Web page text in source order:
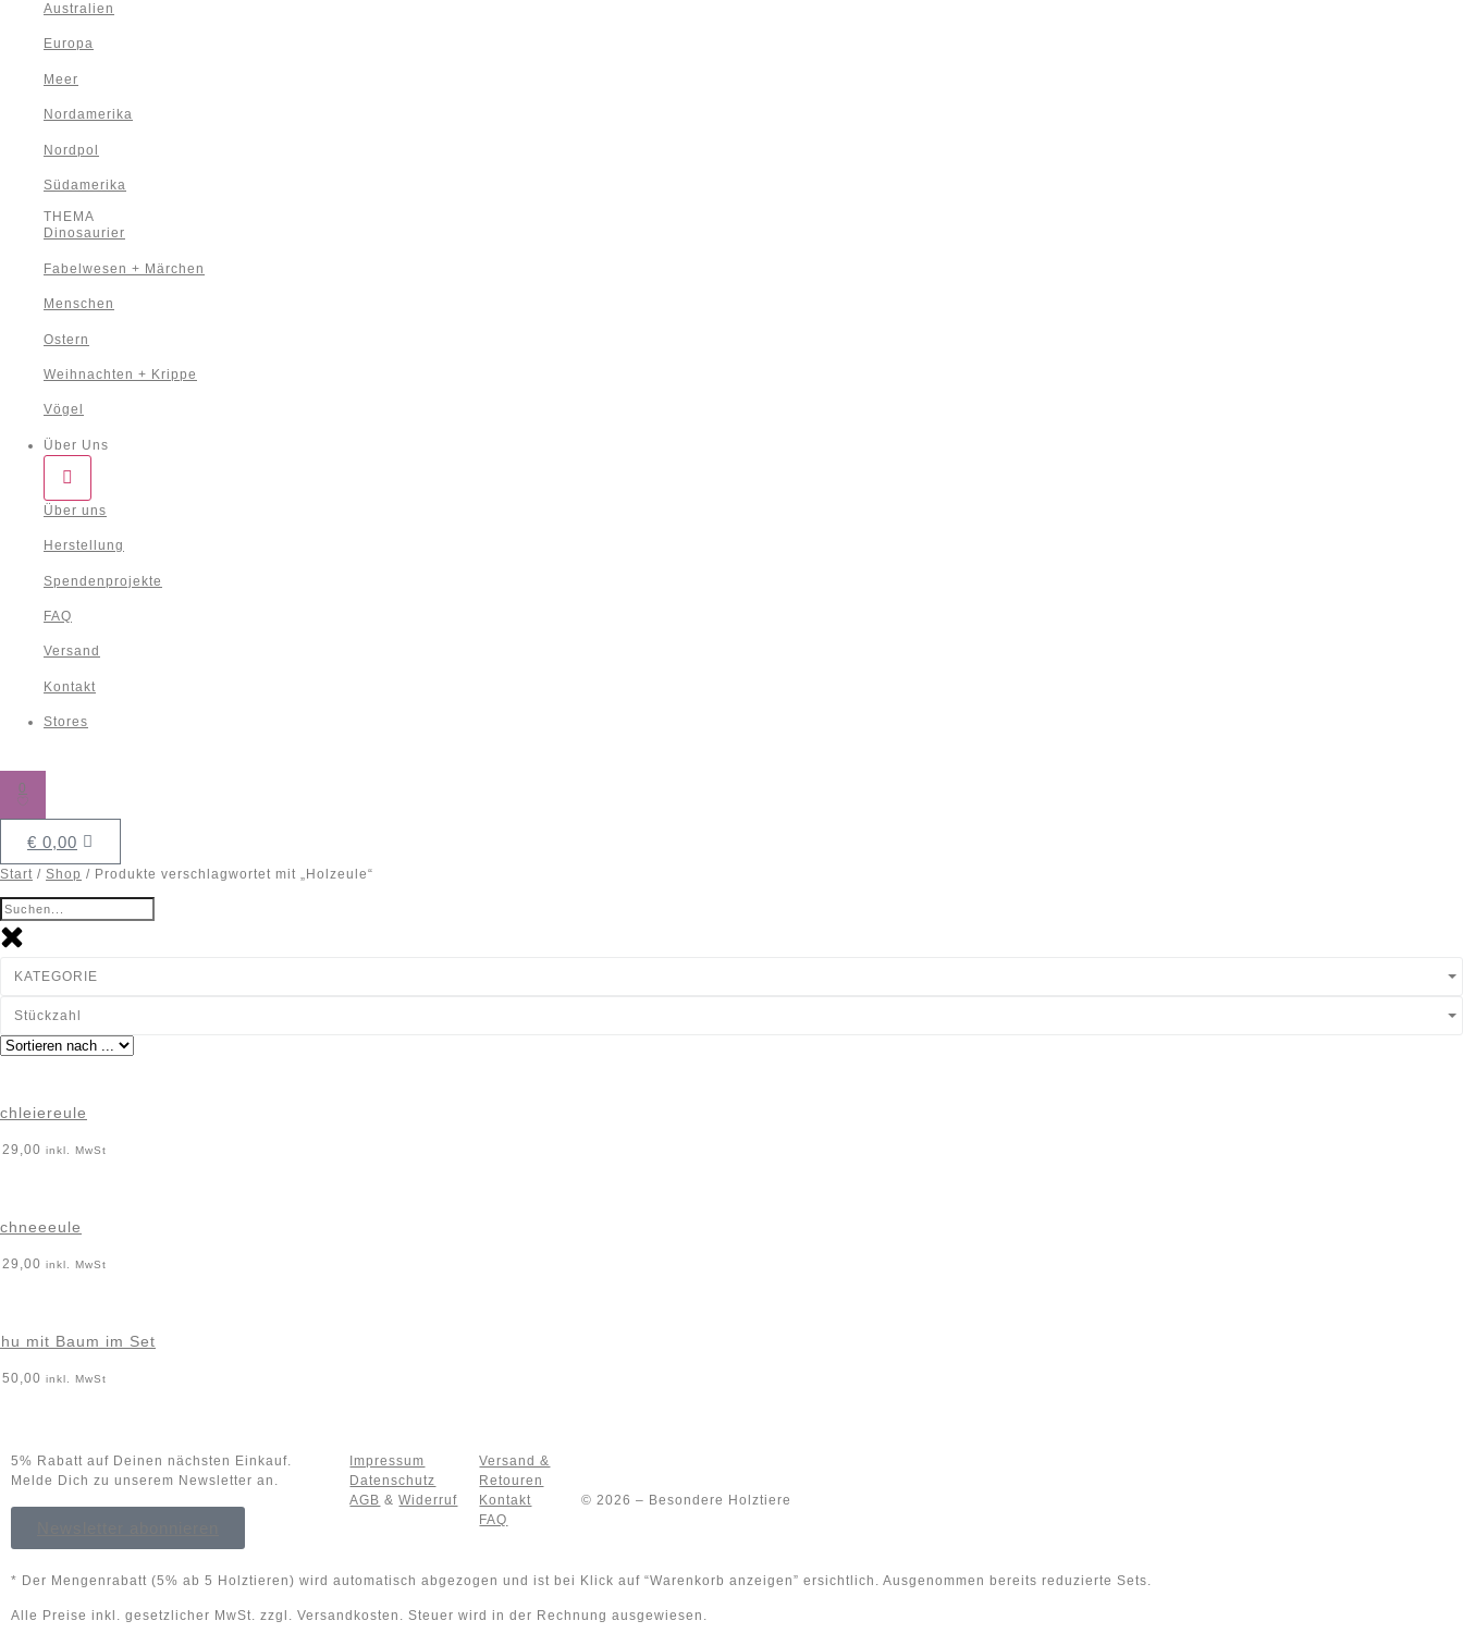
Australien
Europa
Meer
Nordamerika
Nordpol
Südamerika
THEMA
Dinosaurier
Fabelwesen + Märchen
Menschen
Ostern
Weihnachten + Krippe
Vögel
Über Uns
Über uns
Herstellung
Spendenprojekte
FAQ
Versand
Kontakt
Stores
0
€ 0,00
Start / Shop / Produkte verschlagwortet mit „Holzeule“
KATEGORIE
Stückzahl
inkl. MwSt
inkl. MwSt
mit Baum im Set
inkl. MwSt
5% Rabatt auf Deinen nächsten Einkauf.
Melde Dich zu unserem Newsletter an.
Impressum
Datenschutz
AGB &Widerruf
Versand &
Retouren
Kontakt
FAQ
© 2026 – Besondere Holztiere
* Der Mengenrabatt (5% ab 5 Holztieren) wird automatisch abgezogen und ist bei Klick auf “Warenkorb anzeigen” ersichtlich. Ausgenommen bereits reduzierte Sets.
Alle Preise inkl. gesetzlicher MwSt. zzgl. Versandkosten. Steuer wird in der Rechnung ausgewiesen.